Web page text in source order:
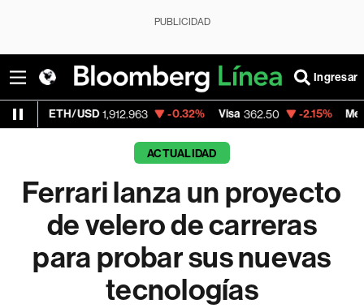
PUBLICIDAD
Ingresar
1,912.963 -0.32% Visa 362.50 -2.15% MercadoLibre
ACTUALIDAD
Ferrari lanza un proyecto
de velero de carreras
para probar sus nuevas
tecnologías